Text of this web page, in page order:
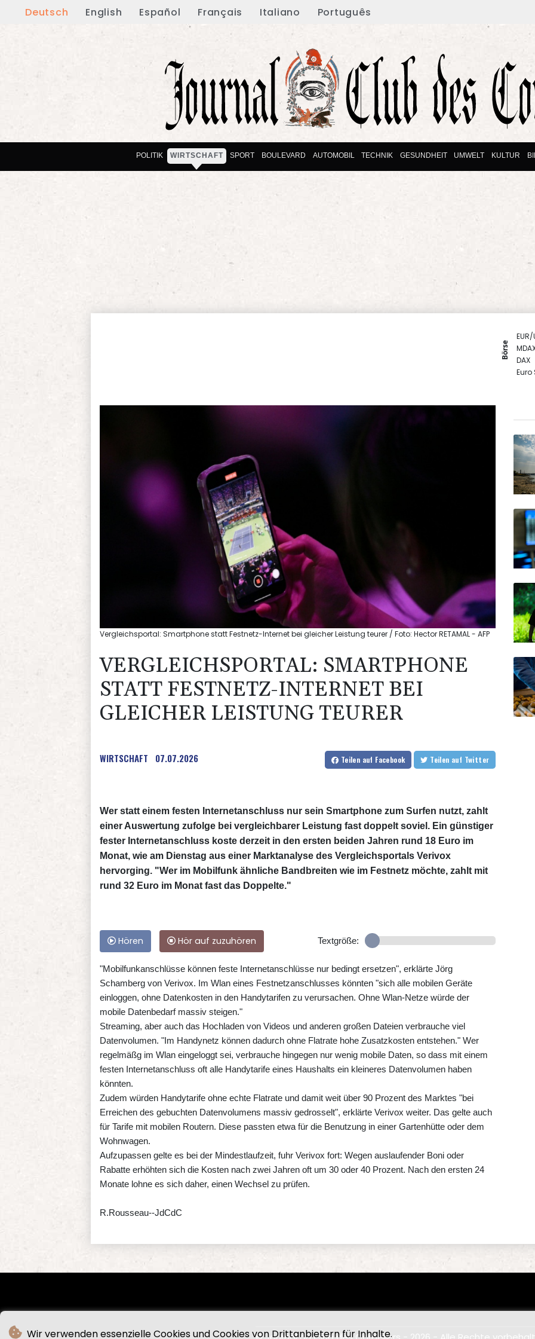
Wir verwenden essenzielle Cookies und Cookies von Drittanbietern für Inhalte.
Deutsch English Español Français Italiano Português
POLITIK WIRTSCHAFT SPORT BOULEVARD AUTOMOBIL TECHNIK GESUNDHEIT UMWELT KULTUR
Börse
EUR/
DAX
Euro
Vergleichsportal: Smartphone statt Festnetz-Internet bei gleicher Leistung teurer / Foto: Hector RETAMAL - AFP
VERGLEICHSPORTAL: SMARTPHONE
STATT FESTNETZ-INTERNET BEI
GLEICHER LEISTUNG TEURER
WIRTSCHAFT 07.07.2026 Teilen auf Facebook Teilen auf Twitter
Wer statt einem festen Internetanschluss nur sein Smartphone zum Surfen nutzt, zahlt
einer Auswertung zufolge bei vergleichbarer Leistung fast doppelt soviel. Ein günstiger
fester Internetanschluss koste derzeit in den ersten beiden Jahren rund 18 Euro im
Monat, wie am Dienstag aus einer Marktanalyse des Vergleichsportals Verivox
hervorging. "Wer im Mobilfunk ähnliche Bandbreiten wie im Festnetz möchte, zahlt mit
rund 32 Euro im Monat fast das Doppelte."
Hören Hör auf zuzuhören Textgröße:
"Mobilfunkanschlüsse können feste Internetanschlüsse nur bedingt ersetzen", erklärte Jörg
Schamberg von Verivox. Im Wlan eines Festnetzanschlusses könnten "sich alle mobilen Geräte
einloggen, ohne Datenkosten in den Handytarifen zu verursachen. Ohne Wlan-Netze würde der
mobile Datenbedarf massiv steigen."
Streaming, aber auch das Hochladen von Videos und anderen großen Dateien verbrauche viel
Datenvolumen. "Im Handynetz können dadurch ohne Flatrate hohe Zusatzkosten entstehen." Wer
regelmäßg im Wlan eingeloggt sei, verbrauche hingegen nur wenig mobile Daten, so dass mit einem
festen Internetanschluss oft alle Handytarife eines Haushalts ein kleineres Datenvolumen haben
könnten.
Zudem würden Handytarife ohne echte Flatrate und damit weit über 90 Prozent des Marktes "bei
Erreichen des gebuchten Datenvolumens massiv gedrosselt", erklärte Verivox weiter. Das gelte auch
für Tarife mit mobilen Routern. Diese passten etwa für die Benutzung in einer Gartenhütte oder dem
Wohnwagen.
Aufzupassen gelte es bei der Mindestlaufzeit, fuhr Verivox fort: Wegen auslaufender Boni oder
Rabatte erhöhten sich die Kosten nach zwei Jahren oft um 30 oder 40 Prozent. Nach den ersten 24
Monate lohne es sich daher, einen Wechsel zu prüfen.
R.Rousseau--JdCdC